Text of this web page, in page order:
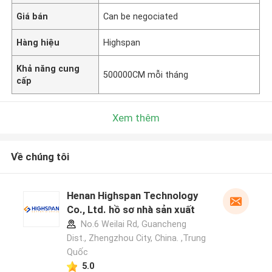
Giá bán Can be negociated
Hàng hiệu Highspan
Khả năng cung
cấp
500000CM mỗi tháng
Xem thêm
Về chúng tôi
Henan Highspan Technology
Co., Ltd. hồ sơ nhà sản xuất
No.6 Weilai Rd, Guancheng
Dist., Zhengzhou City, China. ,Trung
Quốc
5.0